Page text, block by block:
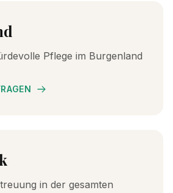
Pflege im Burgenland
in der gesamten